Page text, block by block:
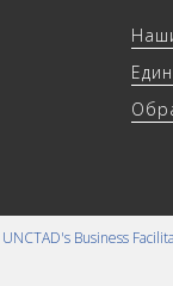
UNCTAD's Business